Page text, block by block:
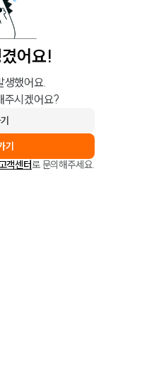
어요!
생했어요.
주시겠어요?
기
객센터로 문의해주세요.